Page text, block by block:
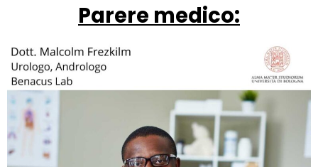
Parere medico: